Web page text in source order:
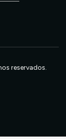
reservados.